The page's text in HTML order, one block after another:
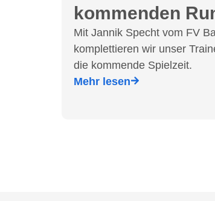
kommenden
Mit Jannik Specht vom FV
komplettieren wir unser
die kommende Spielzeit.
Mehr lesen